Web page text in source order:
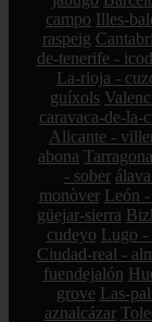
campo Illes-
raspeig
de-tenerife -
La-rioja -
guíxols
caravaca-de-la-
Alicante -
abona
- sober
monòver León
güejar-sierra
cudeyo Lugo -
Ciudad-real -
fuendejalón
grove Las-
aznalcázar